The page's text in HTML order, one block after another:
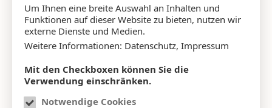
Um Ihnen eine breite Auswahl an Inhalten und
Funktionen auf dieser Website zu bieten, nutzen wir
externe Dienste und Medien.
Weitere Informationen: Datenschutz, Impressum
Mit den Checkboxen können Sie die
Verwendung einschränken.
Notwendige Cookies